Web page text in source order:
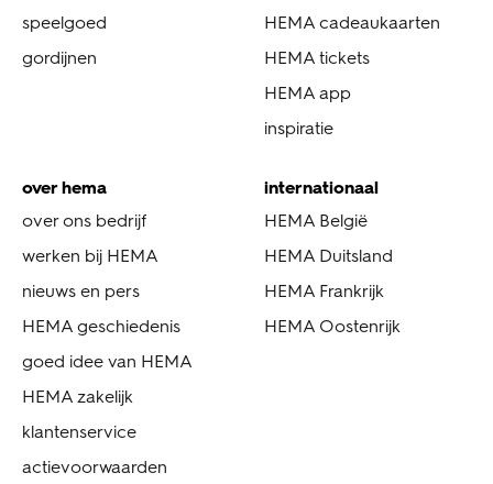
speelgoed
gordijnen
HEMA cadeaukaarten
HEMA tickets
HEMA app
inspiratie
over hema
over ons bedrijf
werken bij HEMA
nieuws en pers
HEMA geschiedenis
goed idee van HEMA
HEMA zakelijk
klantenservice
actievoorwaarden
internationaal
HEMA België
HEMA Duitsland
HEMA Frankrijk
HEMA Oostenrijk